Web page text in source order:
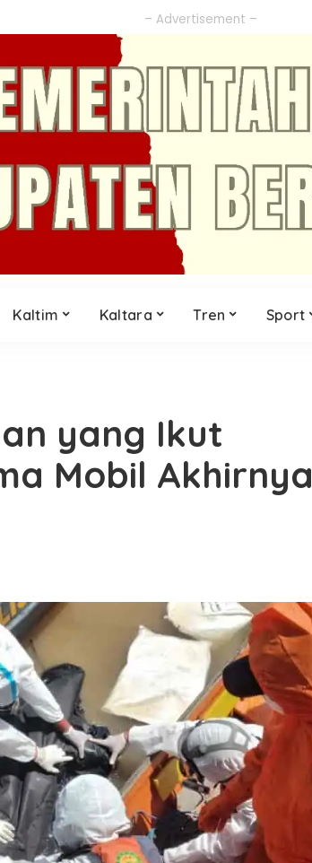
– Advertisement –
Kaltim Kaltara Tren Sport
yang Ikut
Mobil Akhirnya